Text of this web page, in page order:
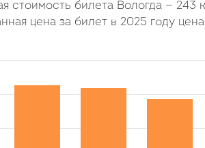
стоимость билета Вологда — 243
цена за билет в 2025 году